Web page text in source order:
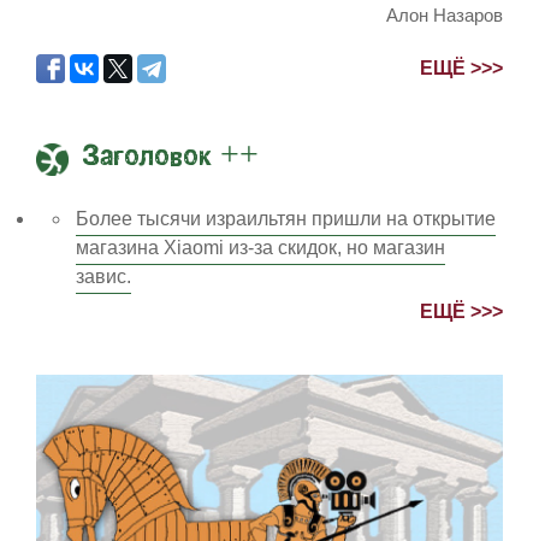
Алон Назаров
ЕЩЁ >>>
Заголовок ++
Более тысячи израильтян пришли на открытие
магазина Xiaomi из-за скидок, но магазин
завис.
ЕЩЁ >>>